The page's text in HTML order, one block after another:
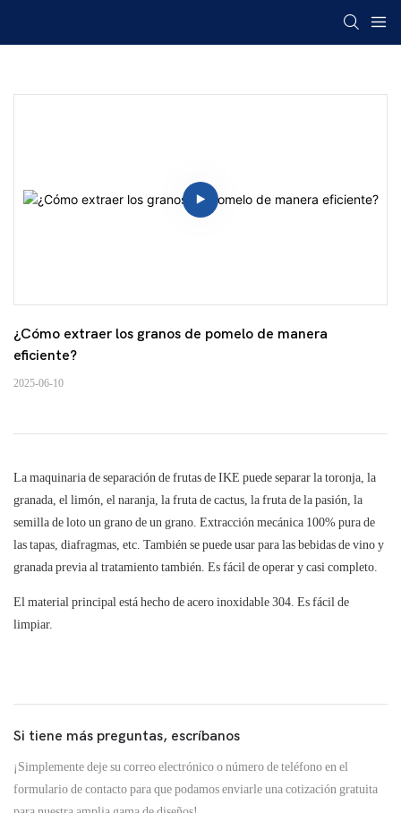
¿Cómo extraer los granos de pomelo de manera
eficiente?
2025-06-10
La maquinaria de separación de frutas de IKE puede separar la toronja, la
granada, el limón, el naranja, la fruta de cactus, la fruta de la pasión, la
semilla de loto un grano de un grano. Extracción mecánica 100% pura de
las tapas, diafragmas, etc. También se puede usar para las bebidas de vino y
granada previa al tratamiento también. Es fácil de operar y casi completo.
El material principal está hecho de acero inoxidable 304. Es fácil de
limpiar.
Si tiene más preguntas, escríbanos
¡Simplemente deje su correo electrónico o número de teléfono en el
formulario de contacto para que podamos enviarle una cotización gratuita